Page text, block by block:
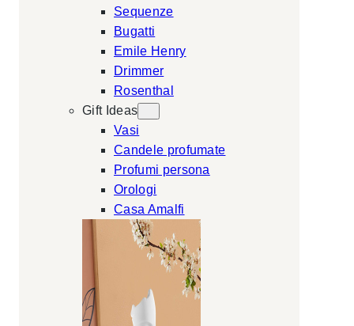
Sequenze
Bugatti
Emile Henry
Drimmer
Rosenthal
Gift Ideas
Vasi
Candele profumate
Profumi persona
Orologi
Casa Amalfi